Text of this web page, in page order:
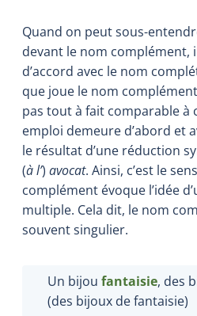
Quand on peut sous-
devant le nom complément,
d’accord avec le nom
que joue le nom
pas tout à fait comparable à
emploi demeure d’abord et
le résultat d’une réduction
(à l’) avocat. Ainsi, c’est le
complément évoque l’idée
multiple. Cela dit, le nom
souvent singulier.
Un bijou fantaisie, des
(des bijoux de fantaisie)